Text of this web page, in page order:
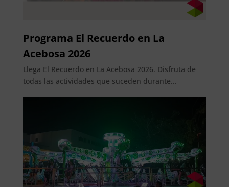
Programa El Recuerdo en La
Acebosa 2026
Llega El Recuerdo en La Acebosa 2026. Disfruta de
todas las actividades que suceden durante...